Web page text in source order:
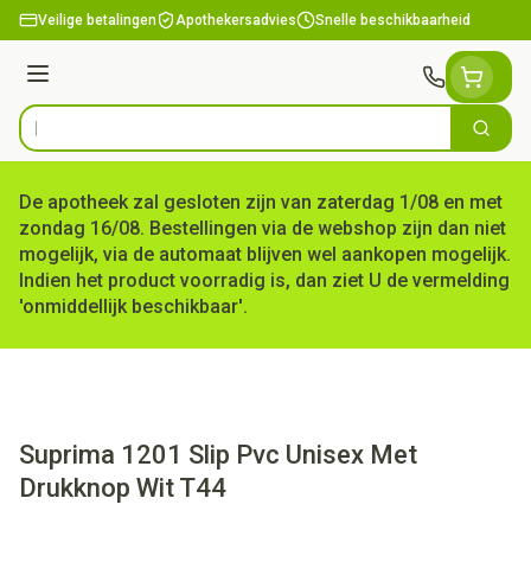
Ga naar de inhoud
Veilige betalingen Apothekersadvies Snelle beschikbaarheid
Menu
Product, merk, categorie... Zoek
De apotheek zal gesloten zijn van zaterdag 1/08 en met
zondag 16/08. Bestellingen via de webshop zijn dan niet
mogelijk, via de automaat blijven wel aankopen mogelijk.
Indien het product voorradig is, dan ziet U de vermelding
'onmiddellijk beschikbaar'.
Suprima 1201 Slip Pvc Unisex Met
Drukknop Wit T44